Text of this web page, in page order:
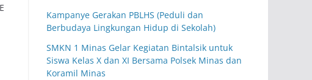
Kampanye Gerakan PBLHS (Peduli dan
Berbudaya Lingkungan Hidup di Sekolah)
SMKN 1 Minas Gelar Kegiatan Bintalsik untuk
Siswa Kelas X dan XI Bersama Polsek Minas dan
Koramil Minas